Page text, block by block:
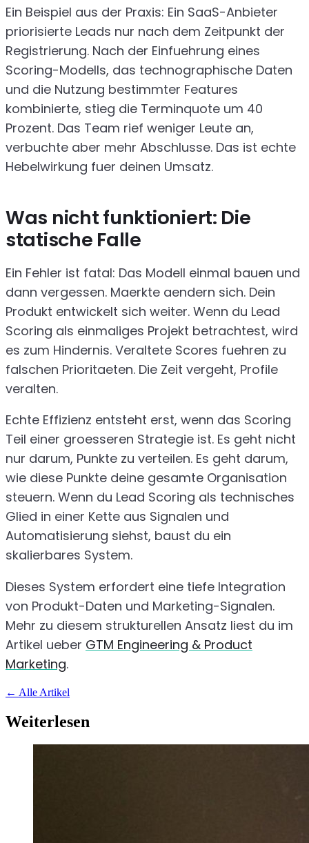
Ein Beispiel aus der Praxis: Ein SaaS-Anbieter
priorisierte Leads nur nach dem Zeitpunkt der
Registrierung. Nach der Einfuehrung eines
Scoring-Modells, das technographische Daten
und die Nutzung bestimmter Features
kombinierte, stieg die Terminquote um 40
Prozent. Das Team rief weniger Leute an,
verbuchte aber mehr Abschlusse. Das ist echte
Hebelwirkung fuer deinen Umsatz.
Was nicht funktioniert: Die
statische Falle
Ein Fehler ist fatal: Das Modell einmal bauen und
dann vergessen. Maerkte aendern sich. Dein
Produkt entwickelt sich weiter. Wenn du Lead
Scoring als einmaliges Projekt betrachtest, wird
es zum Hindernis. Veraltete Scores fuehren zu
falschen Prioritaeten. Die Zeit vergeht, Profile
veralten.
Echte Effizienz entsteht erst, wenn das Scoring
Teil einer groesseren Strategie ist. Es geht nicht
nur darum, Punkte zu verteilen. Es geht darum,
wie diese Punkte deine gesamte Organisation
steuern. Wenn du Lead Scoring als technisches
Glied in einer Kette aus Signalen und
Automatisierung siehst, baust du ein
skalierbares System.
Dieses System erfordert eine tiefe Integration
von Produkt-Daten und Marketing-Signalen.
Mehr zu diesem strukturellen Ansatz liest du im
Artikel ueber GTM Engineering & Product
Marketing.
← Alle Artikel
Weiterlesen